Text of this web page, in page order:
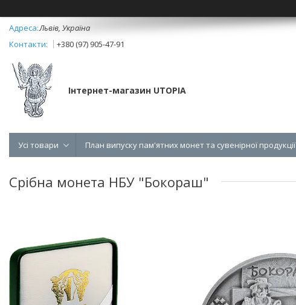
Львів, Україна
+380 (97) 905-47-91
Інтернет-магазин UTOPIA
Усі товари План випуску пам'ятних монет та сувенірної продукції
Срібна монета НБУ "Бокораш"